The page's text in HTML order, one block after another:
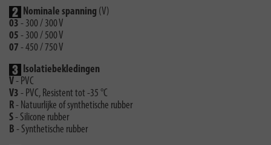
Nominale spanning (V)
03 - 300 / 300 V
05 - 300 / 500 V
07 - 450 / 750 V
Isolatiebekledingen
V- PVC
V3 - PVC, Resistent tot -35 °C
R- Natuurlijke of synthetische rubber
S- Silicone rubber
B - Synthetische rubber